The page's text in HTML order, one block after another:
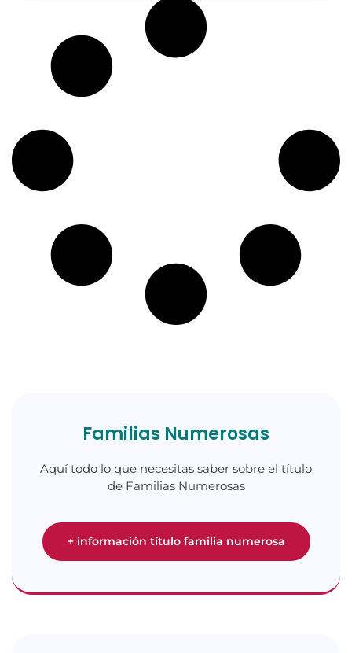
Familias Numerosas
Aquí todo lo que necesitas saber sobre el título
de Familias Numerosas
+ información título familia numerosa